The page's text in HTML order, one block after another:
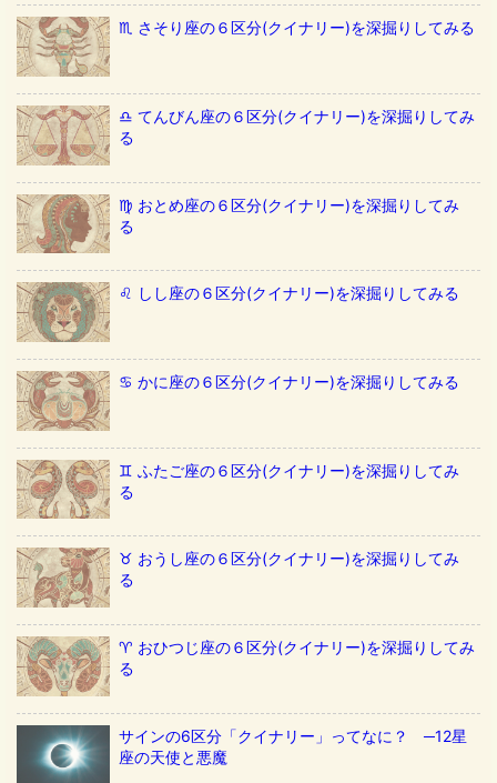
♏️ さそり座の６区分(クイナリー)を深掘りしてみる
♎️ てんびん座の６区分(クイナリー)を深掘りしてみ
る
♍️ おとめ座の６区分(クイナリー)を深掘りしてみ
る
♌️ しし座の６区分(クイナリー)を深掘りしてみる
♋️ かに座の６区分(クイナリー)を深掘りしてみる
♊️ ふたご座の６区分(クイナリー)を深掘りしてみ
る
♉️ おうし座の６区分(クイナリー)を深掘りしてみ
る
♈️ おひつじ座の６区分(クイナリー)を深掘りしてみ
る
サインの6区分「クイナリー」ってなに？ ─12星
座の天使と悪魔